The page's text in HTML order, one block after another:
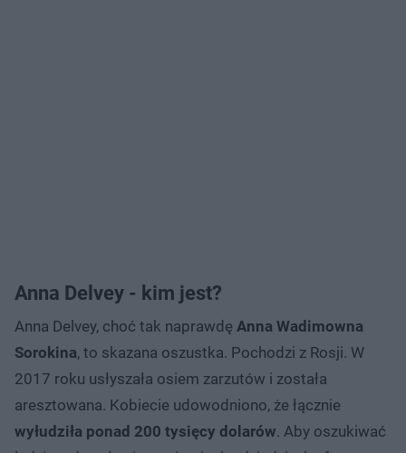
Anna Delvey - kim jest?
Anna Delvey, choć tak naprawdę Anna Wadimowna
Sorokina, to skazana oszustka. Pochodzi z Rosji. W
2017 roku usłyszała osiem zarzutów i została
aresztowana. Kobiecie udowodniono, że łącznie
wyłudziła ponad 200 tysięcy dolarów. Aby oszukiwać